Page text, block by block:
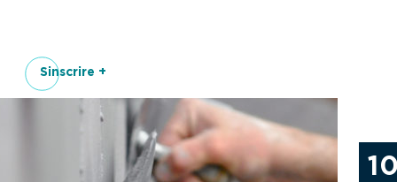
Sinscrire +